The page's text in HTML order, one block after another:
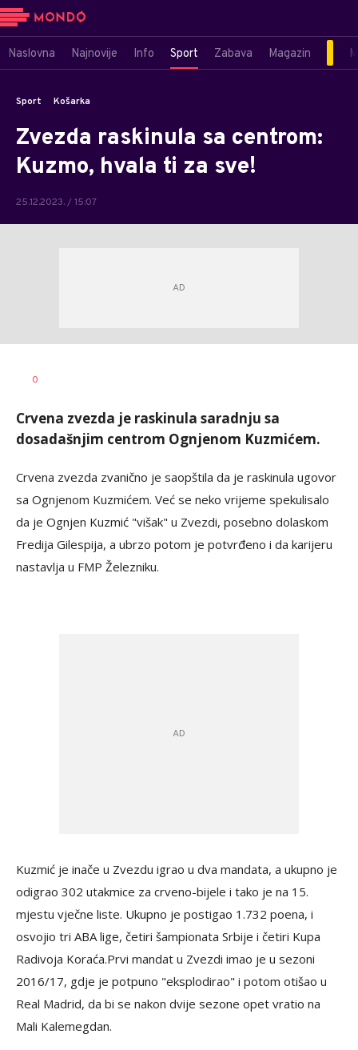
Naslovna Najnovije Info Sport Zabava Magazin
Sport Košarka
Zvezda raskinula sa centrom:
Kuzmo, hvala ti za sve!
25.12.2023. / 15:07
0
Crvena zvezda je raskinula saradnju sa
dosadašnjim centrom Ognjenom Kuzmićem.
Crvena zvezda zvanično je saopštila da je raskinula ugovor
sa Ognjenom Kuzmićem. Već se neko vrijeme spekulisalo
da je Ognjen Kuzmić "višak" u Zvezdi, posebno dolaskom
Fredija Gilespija, a ubrzo potom je potvrđeno i da karijeru
nastavlja u FMP Železniku.
Kuzmić je inače u Zvezdu igrao u dva mandata, a ukupno je
odigrao 302 utakmice za crveno-bijele i tako je na 15.
mjestu vječne liste. Ukupno je postigao 1.732 poena, i
osvojio tri ABA lige, četiri šampionata Srbije i četiri Kupa
Radivoja Koraća.Prvi mandat u Zvezdi imao je u sezoni
2016/17, gdje je potpuno "eksplodirao" i potom otišao u
Real Madrid, da bi se nakon dvije sezone opet vratio na
Mali Kalemegdan.